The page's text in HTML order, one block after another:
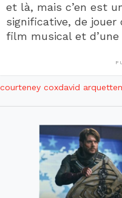
et là, mais c’en est
significative, de jouer
film musical et
courteney coxdavid arquette